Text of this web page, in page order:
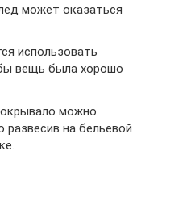
может оказаться
использовать
вещь была хорошо
можно
развесив на бельевой